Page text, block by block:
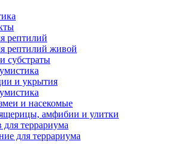
рептилий
рептилий живой
субстраты
и укрытия
и насекомые
амфибии и улитки
для террариума
для террариума